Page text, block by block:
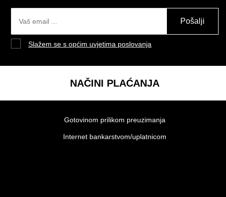
Pošalji
Slažem se s općim uvjetima poslovanja
NAČINI PLAĆANJA
Gotovinom prilikom preuzimanja
Internet bankarstvom/uplatnicom